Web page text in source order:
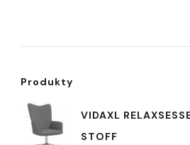
Produkty
VIDAXL
STOFF